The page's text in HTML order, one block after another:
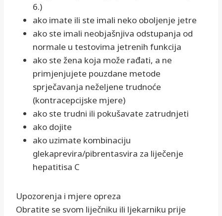
6.)
ako imate ili ste imali neko oboljenje jetre
ako ste imali neobjašnjiva odstupanja od
normale u testovima jetrenih funkcija
ako ste žena koja može rađati, a ne
primjenjujete pouzdane metode
sprječavanja neželjene trudnoće
(kontracepcijske mjere)
ako ste trudni ili pokušavate zatrudnjeti
ako dojite
ako uzimate kombinaciju
glekaprevira/pibrentasvira za liječenje
hepatitisa C
Upozorenja i mjere opreza
Obratite se svom liječniku ili ljekarniku prije